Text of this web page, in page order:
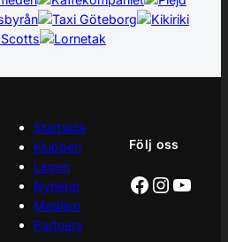
Startsida
Klubben
Lagen
Nyheter
Medlem
Partners
Följ oss
Facebook